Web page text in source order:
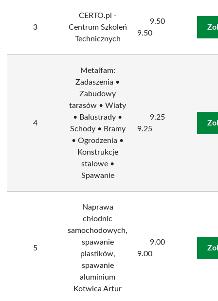
3
CERTO.pl -
Centrum Szkoleń
Technicznych
9.50
9.50
4
Metalfam:
Zadaszenia •
Zabudowy
tarasów • Wiaty
• Balustrady •
Schody • Bramy
• Ogrodzenia •
Konstrukcje
stalowe •
Spawanie
9.25
9.25
5
Naprawa
chłodnic
samochodowych,
spawanie
plastików,
spawanie
aluminium
Kotwica Artur
9.00
9.00